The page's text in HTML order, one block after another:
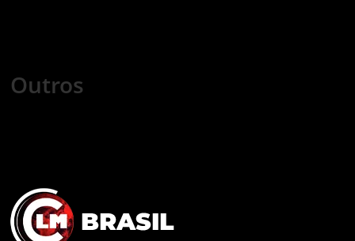
Outros